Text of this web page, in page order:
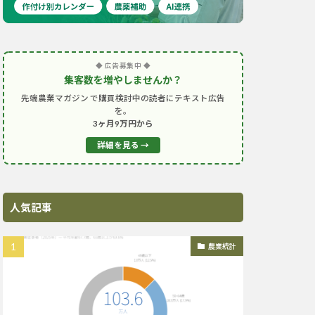
◆ 広告募集中 ◆
集客数を増やしませんか？
先端農業マガジン で購買検討中の読者にテキスト広告
を。
3ヶ月9万円から
詳細を見る →
人気記事
農業統計